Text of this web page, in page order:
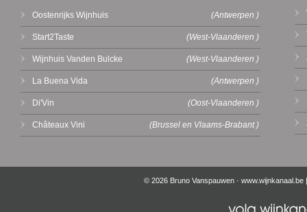
Oostenrijks Wijnhuis (Antwerpen )
Start2Taste (West-Vlaanderen )
Wijnhuis Vanden Bulcke (West-Vlaanderen )
La Buena Vida (Antwerpen )
Di'Vin (Oost-Vlaanderen )
Châteaux Vini (Brussel en Vlaams-Brabant )
© 2026 Bruno Vanspauwen · www.wijnkanaal.be